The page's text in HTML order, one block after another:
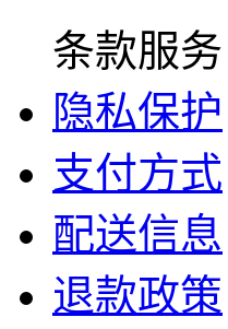
条款服务
隐私保护
支付方式
配送信息
退款政策